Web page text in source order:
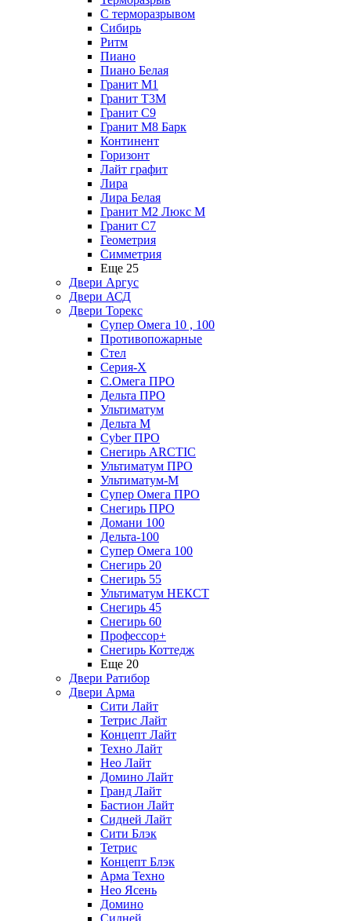
С терморазрывом
Сибирь
Ритм
Пиано
Пиано Белая
Гранит М1
Гранит Т3М
Гранит С9
Гранит М8 Барк
Континент
Горизонт
Лайт графит
Лира
Лира Белая
Гранит М2 Люкс М
Гранит С7
Геометрия
Симметрия
Еще 25
Двери Аргус
Двери АСД
Двери Торекс
Супер Омега 10 , 100
Противопожарные
Стел
Серия-X
С.Омега ПРО
Дельта ПРО
Ультиматум
Дельта M
Cyber ПРО
Снегирь ARCTIC
Ультиматум ПРО
Ультиматум-M
Супер Омега ПРО
Снегирь ПРО
Домани 100
Дельта-100
Супер Омега 100
Снегирь 20
Снегирь 55
Ультиматум НЕКСТ
Снегирь 45
Снегирь 60
Профессор+
Снегирь Коттедж
Еще 20
Двери Ратибор
Двери Арма
Сити Лайт
Тетрис Лайт
Концепт Лайт
Техно Лайт
Нео Лайт
Домино Лайт
Гранд Лайт
Бастион Лайт
Сидней Лайт
Сити Блэк
Тетрис
Концепт Блэк
Арма Техно
Нео Ясень
Домино
Сидней